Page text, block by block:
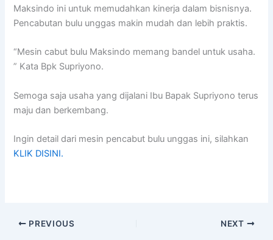
Maksindo ini untuk memudahkan kinerja dalam bisnisnya.
Pencabutan bulu unggas makin mudah dan lebih praktis.
“Mesin cabut bulu Maksindo memang bandel untuk usaha.
” Kata Bpk Supriyono.
Semoga saja usaha yang dijalani Ibu Bapak Supriyono terus
maju dan berkembang.
Ingin detail dari mesin pencabut bulu unggas ini, silahkan
KLIK DISINI.
PREVIOUS NEXT